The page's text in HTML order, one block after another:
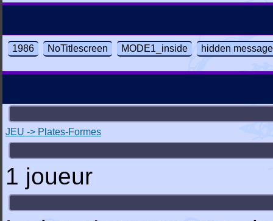
1986 NoTitlescreen MODE1_inside hidden message
JEU -> Plates-Formes
1 joueur